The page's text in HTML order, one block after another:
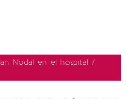
Nodal en el hospital /